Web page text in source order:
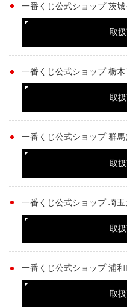
一番くじ公式ショップ 茨
取
一番くじ公式ショップ 栃
取
一番くじ公式ショップ 群
取
一番くじ公式ショップ 埼
取
一番くじ公式ショップ 浦和
取